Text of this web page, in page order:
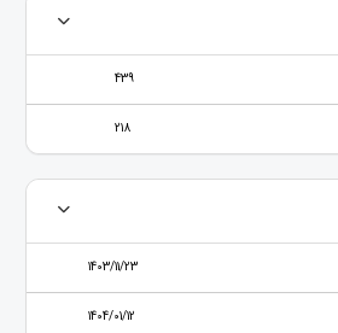
439
218
1403/11/23
1404/01/12